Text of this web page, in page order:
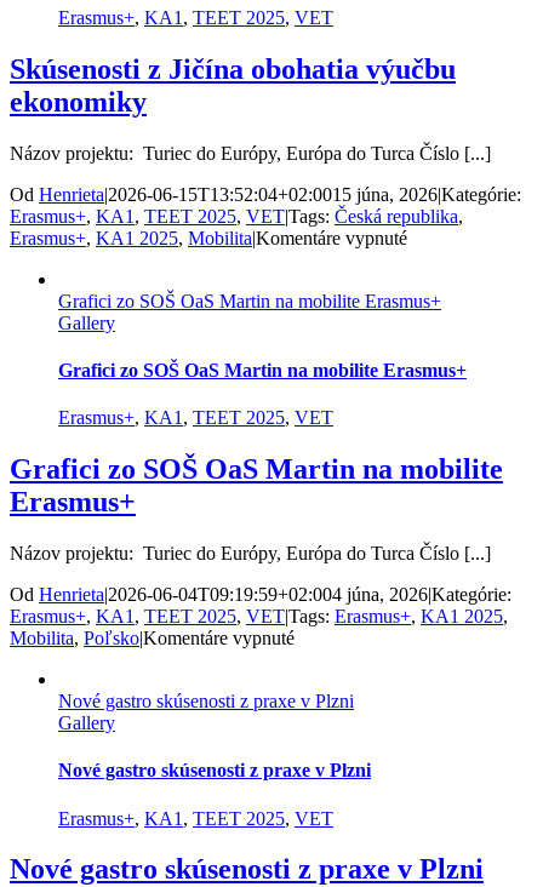
Erasmus+, KA1 , TEET 2025, VET
Skúsenosti z Jičína obohatia výučbu
ekonomiky
Názov projektu: Turiec do Európy, Európa do Turca Číslo [...]
Od Henrieta|2026-06-15T13:52:04+02:0015 júna, 2026|Kategórie:
Erasmus+, KA1 , TEET 2025, VET|Tags: Česká republika,
Erasmus+, KA1 2025, Mobilita|Komentáre vypnuténa
Jičína
ekonomiky
Grafici zo SOŠ OaS Martin na mobilite Erasmus+
Gallery
Grafici zo SOŠ OaS Martin na mobilite Erasmus+
Erasmus+, KA1 , TEET 2025, VET
Grafici zo SOŠ OaS Martin na mobilite
Erasmus+
Názov projektu: Turiec do Európy, Európa do Turca Číslo [...]
Od Henrieta|2026-06-04T09:19:59+02:004 júna, 2026|Kategórie:
Erasmus+, KA1 , TEET 2025, VET|Tags: Erasmus+, KA1 2025,
Mobilita, Poľsko|Komentáre vypnuténa
SOŠ
na
Erasmus+
Nové gastro skúsenosti z praxe v Plzni
Gallery
Nové gastro skúsenosti z praxe v Plzni
Erasmus+, KA1 , TEET 2025, VET
Nové gastro skúsenosti z praxe v Plzni